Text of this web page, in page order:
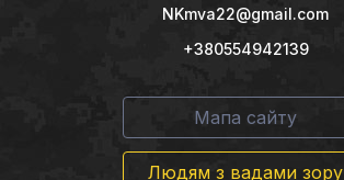
NKmva22@gmail.com
+380554942139
Мапа сайту
Людям з вадами зору